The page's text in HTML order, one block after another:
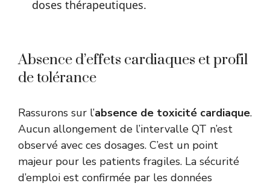
doses thérapeutiques.
Absence d’effets cardiaques et profil
de tolérance
Rassurons sur l’absence de toxicité cardiaque.
Aucun allongement de l’intervalle QT n’est
observé avec ces dosages. C’est un point
majeur pour les patients fragiles. La sécurité
d’emploi est confirmée par les données